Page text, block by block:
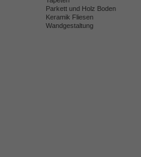
Parkett und Holz Boden
Keramik Fliesen
Wandgestaltung